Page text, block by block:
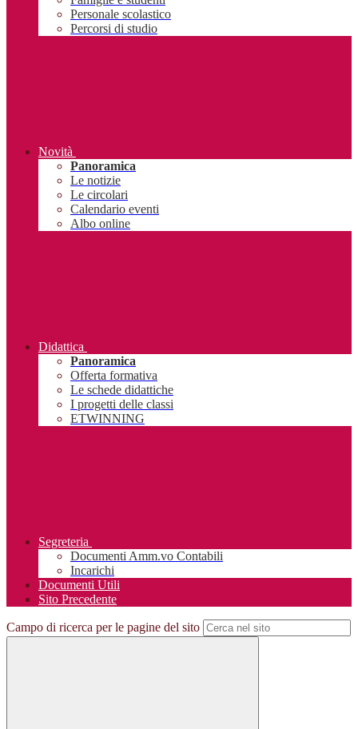
Personale scolastico
Percorsi di studio
Novità
Panoramica
Le notizie
Le circolari
Calendario eventi
Albo online
Didattica
Panoramica
Offerta formativa
Le schede didattiche
I progetti delle classi
ETWINNING
Segreteria
Documenti Amm.vo Contabili
Incarichi
Documenti Utili
Sito Precedente
Campo di ricerca per le pagine del sito